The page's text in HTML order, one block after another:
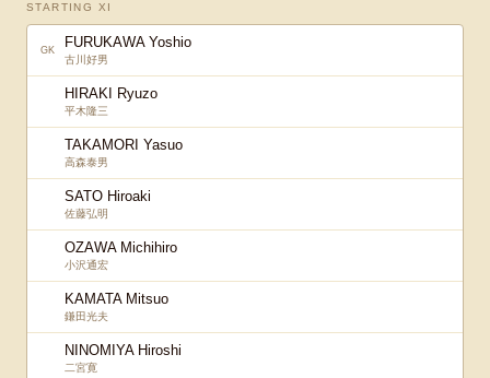
STARTING XI
GK FURUKAWA Yoshio
古川好男
HIRAKI Ryuzo
平木隆三
TAKAMORI Yasuo
高森泰男
SATO Hiroaki
佐藤弘明
OZAWA Michihiro
小沢通宏
KAMATA Mitsuo
鎌田光夫
NINOMIYA Hiroshi
二宮寛